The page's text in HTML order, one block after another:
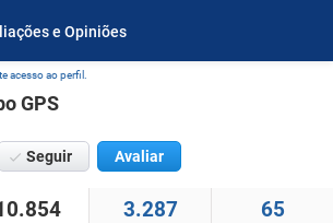
e Opiniões
acesso ao perfil.
GPS
Seguir Avaliar
3.287 65